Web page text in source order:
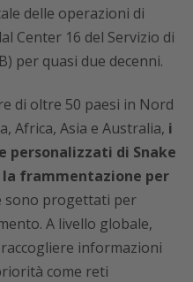
delle operazioni di
Center 16 del Servizio di
per quasi due decenni.
di oltre 50 paesi in Nord
Africa, Asia e Australia, i
personalizzati di Snake
frammentazione per
sono progettati per
A livello globale,
raccogliere informazioni
come reti